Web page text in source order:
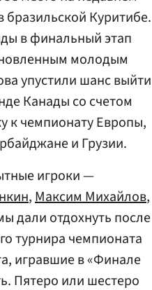
Куритибе.
в финальный этап
молодым
упустили шанс выйти
Канады со счетом
к чемпионату Европы,
и Грузии.
игроки —
,Максим Михайлов,
дали отдохнуть после
турнира чемпионата
игравшие в «Финале
Пятеро или шестеро